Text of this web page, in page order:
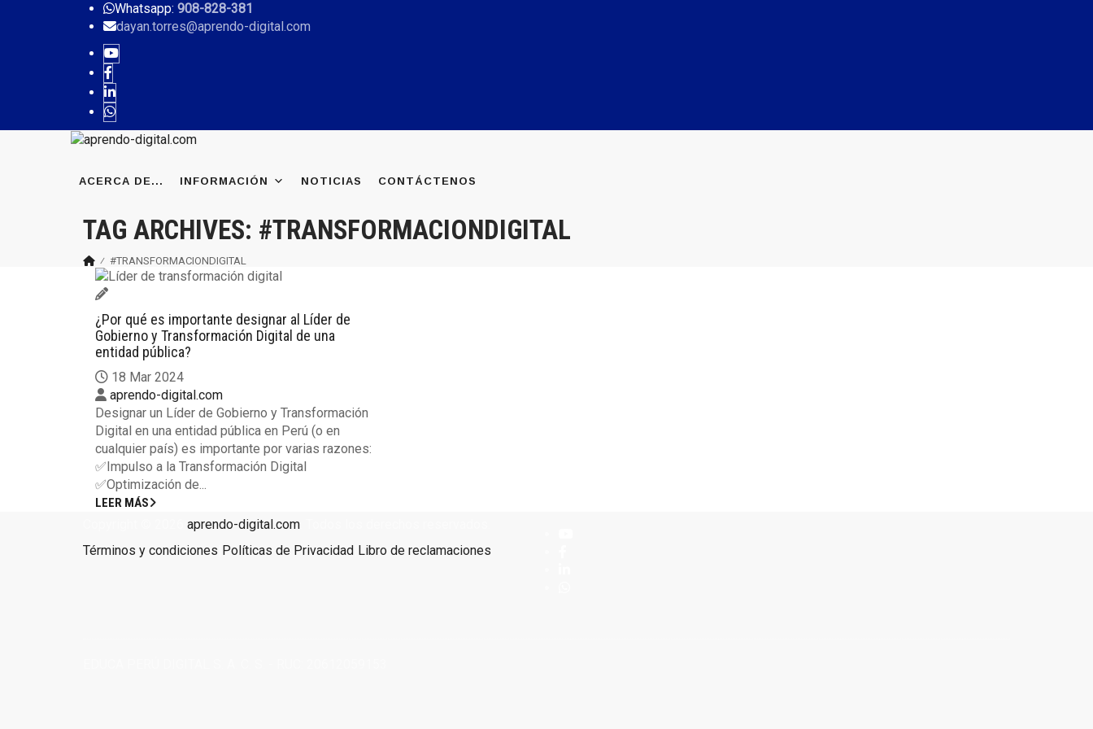
Whatsapp: 908-828-381
dayan.torres@aprendo-digital.com
ACERCA DE... INFORMACIÓN NOTICIAS CONTÁCTENOS
TAG ARCHIVES: #TRANSFORMACIONDIGITAL
⁄ #TRANSFORMACIONDIGITAL
¿Por qué es importante designar al Líder de
Gobierno y Transformación Digital de una
entidad pública?
18 Mar 2024
aprendo-digital.com
Designar un Líder de Gobierno y Transformación
Digital en una entidad pública en Perú (o en
cualquier país) es importante por varias razones:
✅Impulso a la Transformación Digital
✅Optimización de...
LEER MÁS
aprendo-digital.com
Términos y condiciones Políticas de Privacidad Libro de reclamaciones